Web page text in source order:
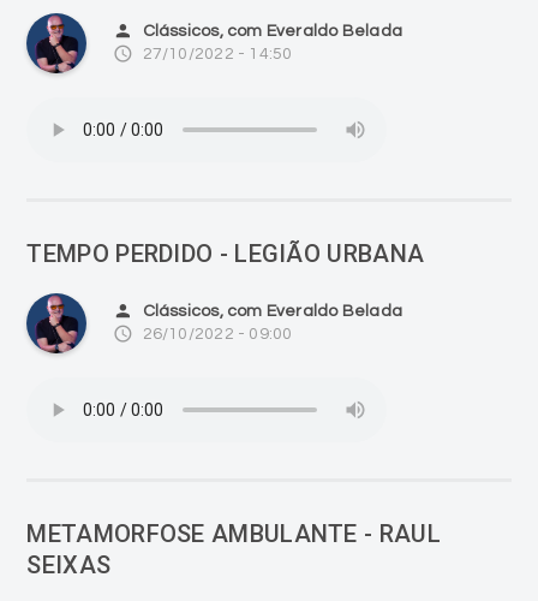
person Clássicos, com Everaldo Belada
access_time 27/10/2022 - 14:50
TEMPO PERDIDO - LEGIÃO URBANA
person Clássicos, com Everaldo Belada
access_time 26/10/2022 - 09:00
METAMORFOSE AMBULANTE - RAUL
SEIXAS